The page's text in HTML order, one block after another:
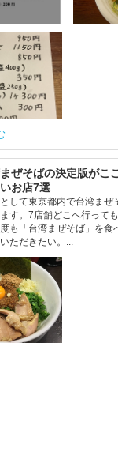
まぜそばの決定版がこ
お店7選
して東京都内で台湾まぜ
す。7店舗どこへ行って
も「台湾まぜそば」を食
ただきたい。...